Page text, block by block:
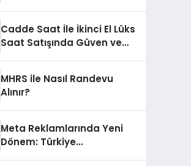
Dikkat Çekiyor
Cadde Saat İle İkinci El Lüks
Saat Satışında Güven ve
MHRS ile Nasıl Randevu
Alınır?
Meta Reklamlarında Yeni
Dönem: Türkiye